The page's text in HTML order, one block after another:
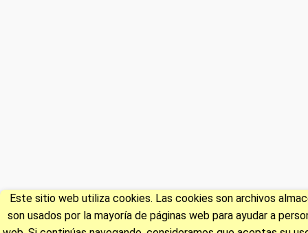
Este sitio web utiliza cookies. Las cookies son archivos
son usados por la mayoría de páginas web para ayudar a